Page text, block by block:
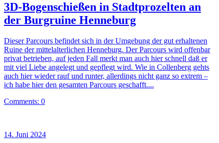
3D-Bogenschießen in Stadtprozelten an
der Burgruine Henneburg
Dieser Parcours befindet sich in der Umgebung der gut erhaltenen
Ruine der mittelalterlichen Henneburg. Der Parcours wird offenbar
privat betrieben, auf jeden Fall merkt man auch hier schnell daß er
mit viel Liebe angelegt und gepflegt wird. Wie in Collenberg gehts
auch hier wieder rauf und runter, allerdings nicht ganz so extrem –
ich habe hier den gesamten Parcours geschafft....
Comments: 0
14. Juni 2024